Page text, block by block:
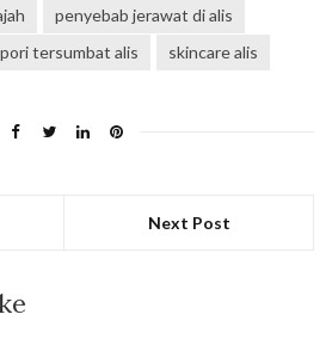
penyebab jerawat di alis
pori tersumbat alis skincare alis
Next Post